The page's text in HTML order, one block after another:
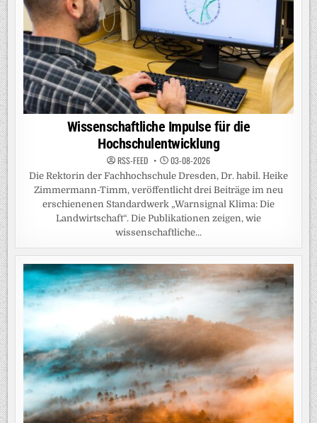
Wissenschaftliche Impulse für die
Hochschulentwicklung
RSS-FEED 03-08-2026
Die Rektorin der Fachhochschule Dresden, Dr. habil. Heike
Zimmermann-Timm, veröffentlicht drei Beiträge im neu
erschienenen Standardwerk „Warnsignal Klima: Die
Landwirtschaft“. Die Publikationen zeigen, wie
wissenschaftliche...